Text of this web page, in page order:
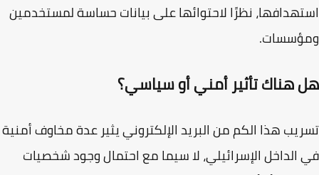
نظرًا لاحتوائها على بيانات حساسة لمستخدمين
هناك تأثير أمني أو سياسي؟
هذا الكم من البريد الإلكتروني يثير عدة مخاوف أمنية
الإسرائيلي، لا سيما مع احتمال وجود شخصيات